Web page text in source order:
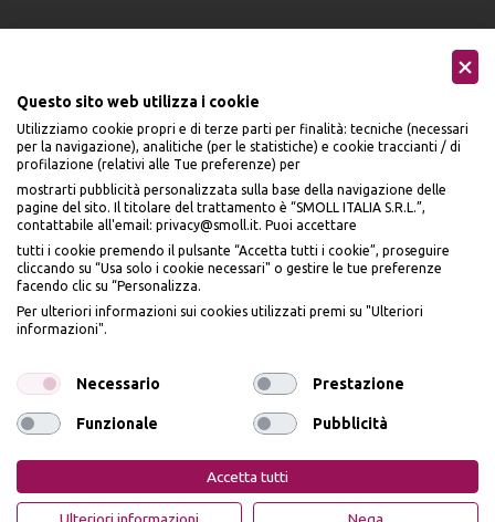
Accettiamo
Seguici sui social
PiùMe è un marchio di PiùMe s.r.l. con sede legale in via
Aurelio Lampredi, n. 81 - 57121 Livorno (LI) - P.IVA
01952440491 - piumesrl@legalmail.it
Privacy Policy Cookie Policy
Questo sito web utilizza i cookie
Utilizziamo cookie propri e di terze parti per finalità: tecniche (necessari
per la navigazione), analitiche (per le statistiche) e cookie traccianti / di
profilazione (relativi alle Tue preferenze) per
mostrarti pubblicità personalizzata sulla base della navigazione delle
pagine del sito. Il titolare del trattamento è “SMOLL ITALIA S.R.L.”,
contattabile all'email: privacy@smoll.it. Puoi accettare
tutti i cookie premendo il pulsante “Accetta tutti i cookie”, proseguire
cliccando su “Usa solo i cookie necessari" o gestire le tue preferenze
facendo clic su “Personalizza.
Per ulteriori informazioni sui cookies utilizzati premi su "Ulteriori
informazioni".
Necessario Prestazione
Funzionale Pubblicità
Accetta tutti
BENVENUTO DA
PIÙME
IL10% DI SCONTO
dell’art. 13 del Reg UE 2016/679 e presto il mio consenso a ricevere email
promozionali. In qualsiasi momento è possibile revocare il consenso
OTTIENI IL 10% DI SCONTO